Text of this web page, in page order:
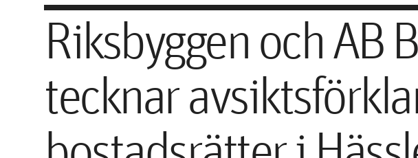
Riksbyggen och AB
tecknar